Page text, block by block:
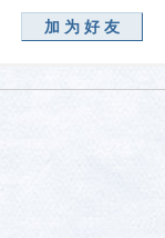
加为好友